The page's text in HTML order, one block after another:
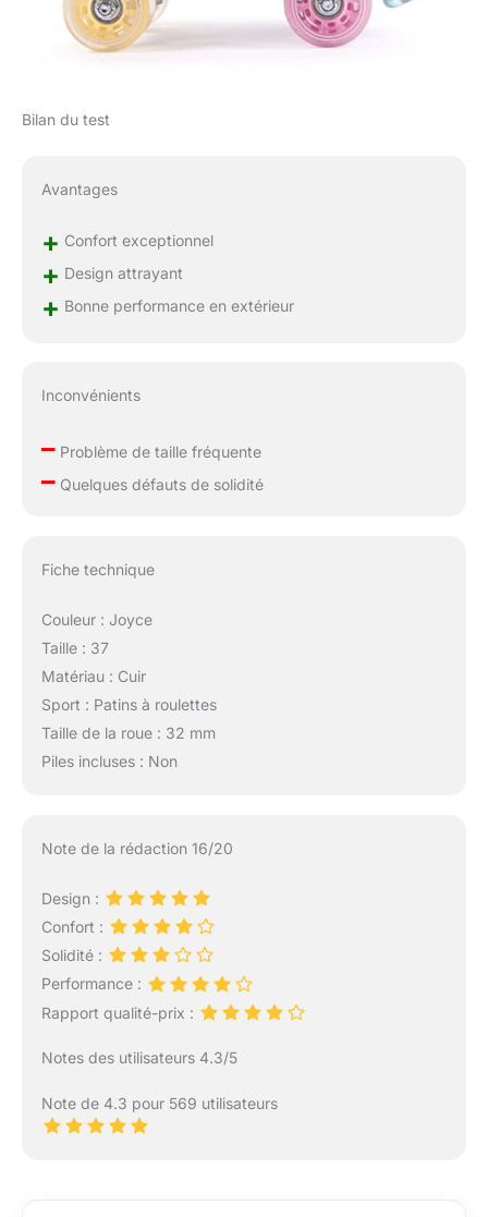
Bilan du test
Avantages
+ Confort exceptionnel
+ Design attrayant
+ Bonne performance en extérieur
Inconvénients
–Problème de taille fréquente
–Quelques défauts de solidité
Fiche technique
Couleur : Joyce
Taille : 37
Matériau : Cuir
Sport : Patins à roulettes
Taille de la roue : 32 mm
Piles incluses : Non
Note de la rédaction 16/20
Design :
Confort :
Solidité :
Performance :
Rapport qualité-prix :
Notes des utilisateurs 4.3/5
Note de 4.3 pour 569 utilisateurs